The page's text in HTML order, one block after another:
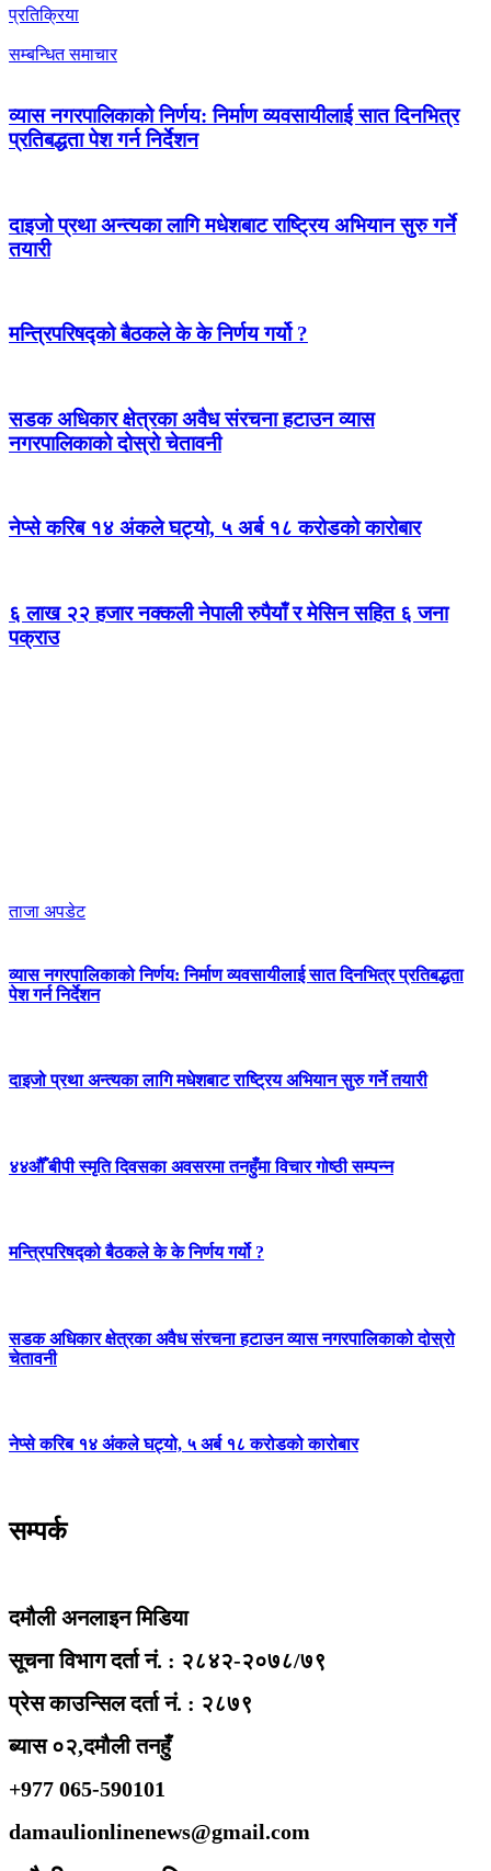
प्रतिक्रिया
सम्बन्धित समाचार
व्यास नगरपालिकाको निर्णय: निर्माण व्यवसायीलाई सात दिनभित्र
प्रतिबद्धता पेश गर्न निर्देशन
दाइजो प्रथा अन्त्यका लागि मधेशबाट राष्ट्रिय अभियान सुरु गर्ने
तयारी
मन्त्रिपरिषद्को बैठकले के के निर्णय गर्यो ?
सडक अधिकार क्षेत्रका अवैध संरचना हटाउन व्यास
नगरपालिकाको दोस्रो चेतावनी
नेप्से करिब १४ अंकले घट्यो, ५ अर्ब १८ करोडको कारोबार
६ लाख २२ हजार नक्कली नेपाली रुपैयाँ र मेसिन सहित ६ जना
पक्राउ
ताजा अपडेट
व्यास नगरपालिकाको निर्णय: निर्माण व्यवसायीलाई सात दिनभित्र प्रतिबद्धता
पेश गर्न निर्देशन
दाइजो प्रथा अन्त्यका लागि मधेशबाट राष्ट्रिय अभियान सुरु गर्ने तयारी
४४औँ बीपी स्मृति दिवसका अवसरमा तनहुँमा विचार गोष्ठी सम्पन्न
मन्त्रिपरिषद्को बैठकले के के निर्णय गर्यो ?
सडक अधिकार क्षेत्रका अवैध संरचना हटाउन व्यास नगरपालिकाको दोस्रो
चेतावनी
नेप्से करिब १४ अंकले घट्यो, ५ अर्ब १८ करोडको कारोबार
सम्पर्क
दमौली अनलाइन मिडिया
सूचना विभाग दर्ता नं. : २८४२-२०७८/७९
प्रेस काउन्सिल दर्ता नं. : २८७९
ब्यास ०२,दमौली तनहुँ
+977 065-590101
damaulionlinenews@gmail.com